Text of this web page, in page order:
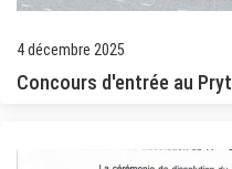
4 décembre 2025
Concours d'entrée au